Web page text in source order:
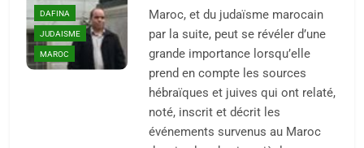
DAFINA
JUDAISME
MAROC
Maroc, et du judaïsme marocain
par la suite, peut se révéler d’une
grande importance lorsqu’elle
prend en compte les sources
hébraïques et juives qui ont relaté,
noté, inscrit et décrit les
événements survenus au Maroc
POURQUOI JE REVENDIQUE
MA JUDAÏTE par Thérèse
Zrihen-Dvir
ISRAÉL JUDAISME
CE QUI NOUS MANQUE –
Jacques Hadida
JUDAISME